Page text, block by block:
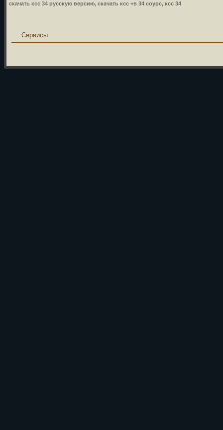
скачать ксс 34 русскую версию, скачать ксс +в 34 соурс, ксс 34
Сервисы